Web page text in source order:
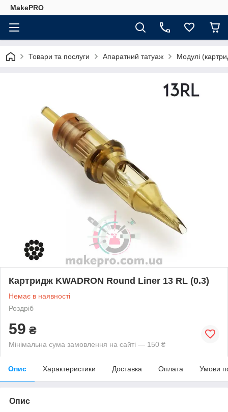
MakePRO
Товари та послуги Апаратний татуаж Модулі
Картридж KWADRON Round Liner 13 RL (0.3)
Немає в наявності
Роздріб
59 ₴
Мінімальна сума замовлення на сайті — 150 ₴
Опис Характеристики Доставка Оплата Умови
Опис